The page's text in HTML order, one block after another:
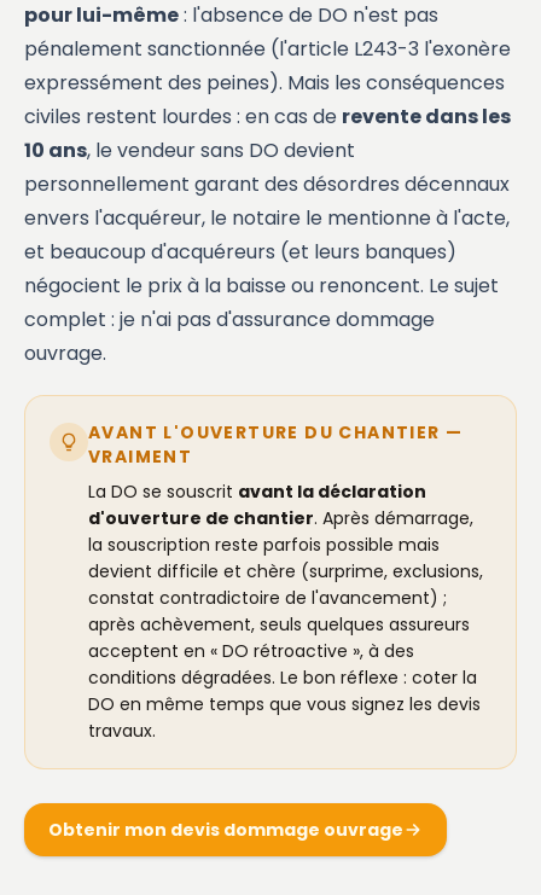
pour lui-même: l'absence de DO n'est pas
pénalement sanctionnée (l'article L243-3 l'exonère
expressément des peines). Mais les conséquences
civiles restent lourdes : en cas de revente dans les
10 ans, le vendeur sans DO devient
personnellement garant des désordres décennaux
envers l'acquéreur, le notaire le mentionne à l'acte,
et beaucoup d'acquéreurs (et leurs banques)
négocient le prix à la baisse ou renoncent. Le sujet
complet : je n'ai pas d'assurance dommage
ouvrage.
AVANT L'OUVERTURE DU CHANTIER —
VRAIMENT
La DO se souscrit avant la déclaration
d'ouverture de chantier. Après démarrage,
la souscription reste parfois possible mais
devient difficile et chère (surprime, exclusions,
constat contradictoire de l'avancement) ;
après achèvement, seuls quelques assureurs
acceptent en « DO rétroactive », à des
conditions dégradées. Le bon réflexe : coter la
DO en même temps que vous signez les devis
travaux.
Obtenir mon devis dommage ouvrage